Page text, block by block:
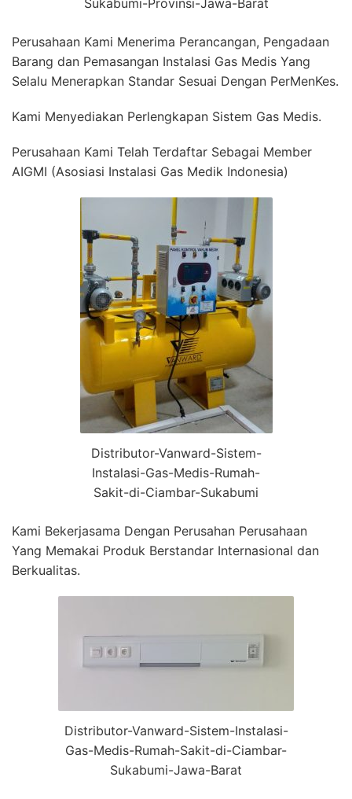
Perusahaan Kami Menerima Perancangan, Pengadaan
Barang dan Pemasangan Instalasi Gas Medis Yang
Selalu Menerapkan Standar Sesuai Dengan PerMenKes.
Kami Menyediakan Perlengkapan Sistem Gas Medis.
Perusahaan Kami Telah Terdaftar Sebagai Member
AIGMI (Asosiasi Instalasi Gas Medik Indonesia)
Distributor-Vanward-Sistem-
Instalasi-Gas-Medis-Rumah-
Sakit-di-Ciambar-Sukabumi
Kami Bekerjasama Dengan Perusahan Perusahaan
Yang Memakai Produk Berstandar Internasional dan
Berkualitas.
Distributor-Vanward-Sistem-Instalasi-
Gas-Medis-Rumah-Sakit-di-Ciambar-
Sukabumi-Jawa-Barat